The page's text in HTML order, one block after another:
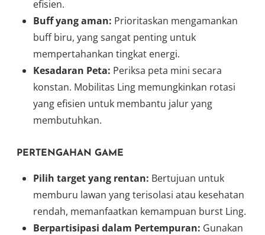
efisien.
Buff yang aman: Prioritaskan mengamankan
buff biru, yang sangat penting untuk
mempertahankan tingkat energi.
Kesadaran Peta: Periksa peta mini secara
konstan. Mobilitas Ling memungkinkan rotasi
yang efisien untuk membantu jalur yang
membutuhkan.
PERTENGAHAN GAME
Pilih target yang rentan: Bertujuan untuk
memburu lawan yang terisolasi atau kesehatan
rendah, memanfaatkan kemampuan burst Ling.
Berpartisipasi dalam Pertempuran: Gunakan